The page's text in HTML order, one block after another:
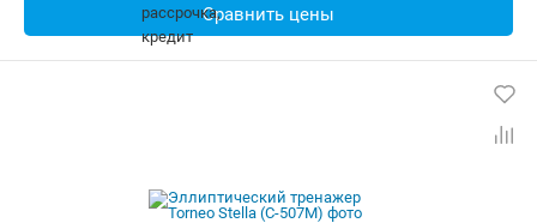
Сравнить цены